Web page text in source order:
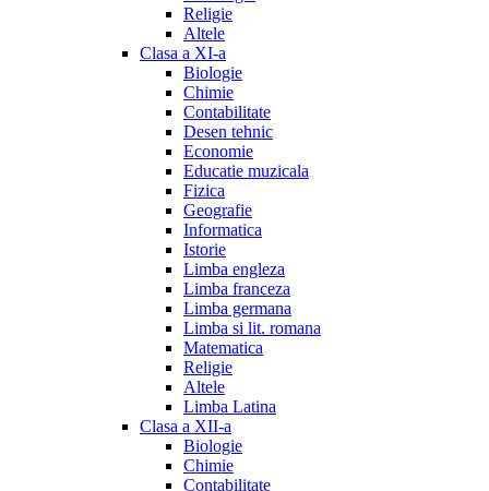
Religie
Altele
Clasa a XI-a
Biologie
Chimie
Contabilitate
Desen tehnic
Economie
Educatie muzicala
Fizica
Geografie
Informatica
Istorie
Limba engleza
Limba franceza
Limba germana
Limba si lit. romana
Matematica
Religie
Altele
Limba Latina
Clasa a XII-a
Biologie
Chimie
Contabilitate